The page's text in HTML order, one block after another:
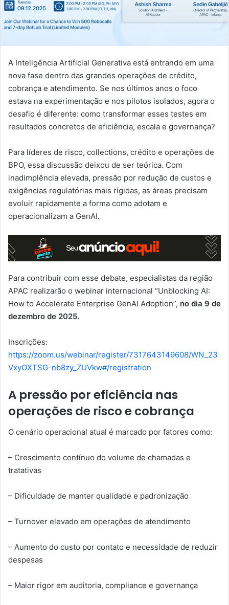
A Inteligência Artificial Generativa está entrando em uma
nova fase dentro das grandes operações de crédito,
cobrança e atendimento. Se nos últimos anos o foco
estava na experimentação e nos pilotos isolados, agora o
desafio é diferente: como transformar esses testes em
resultados concretos de eficiência, escala e governança?
Para líderes de risco, collections, crédito e operações de
BPO, essa discussão deixou de ser teórica. Com
inadimplência elevada, pressão por redução de custos e
exigências regulatórias mais rígidas, as áreas precisam
evoluir rapidamente a forma como adotam e
operacionalizam a GenAI.
Para contribuir com esse debate, especialistas da região
APAC realizarão o webinar internacional “Unblocking AI:
How to Accelerate Enterprise GenAI Adoption”, no dia 9 de
dezembro de 2025.
Inscrições:
https://zoom.us/webinar/register/7317643149608/WN_23
VxyOXTSG-nb8zy_ZUVkw#/registration
A pressão por eficiência nas
operações de risco e cobrança
O cenário operacional atual é marcado por fatores como:
– Crescimento contínuo do volume de chamadas e
tratativas
– Dificuldade de manter qualidade e padronização
– Turnover elevado em operações de atendimento
– Aumento do custo por contato e necessidade de reduzir
despesas
– Maior rigor em auditoria, compliance e governança